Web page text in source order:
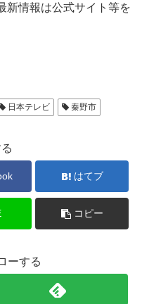
新情報は公式サイト等を
日本テレビ 秦野市
はてブ
コピー
ーする